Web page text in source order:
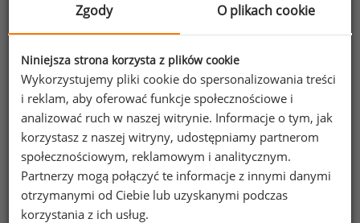
Źródło: Raport Wynagrodzenia w Warszawie w 2017 roku, Sedlak
Sedlak
Najniżej opłacanymi spośród badanych okazało się
w Warszawie stanowisko sprzedawca/kasjer
(2 700 PLN), nauczyciel kontraktowy (3 000 PLN)
oraz recepcjonista (3 000 PLN).
Zgody O plikach cookie
Niniejsza strona korzysta z plików cookie
Wykorzystujemy pliki cookie do spersonalizowania treści
i reklam, aby oferować funkcje społecznościowe i
analizować ruch w naszej witrynie. Informacje o tym, jak
korzystasz z naszej witryny, udostępniamy partnerom
społecznościowym, reklamowym i analitycznym.
Partnerzy mogą połączyć te informacje z innymi danymi
otrzymanymi od Ciebie lub uzyskanymi podczas
korzystania z ich usług.